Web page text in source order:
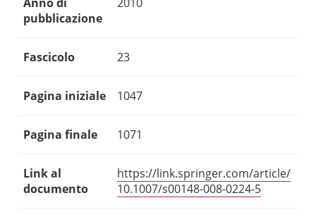
pubblicazione
Fascicolo 23
Pagina iniziale 1047
Pagina finale 1071
Link al
documento
https://link.springer.com/article/
10.1007/s00148-008-0224-5